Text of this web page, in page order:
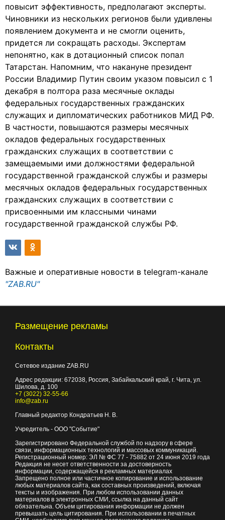
повысит эффективность, предполагают эксперты.
Чиновники из нескольких регионов были удивлены
появлением документа и не смогли оценить,
придется ли сокращать расходы. Экспертам
непонятно, как в дотационный список попал
Татарстан. Напомним, что накануне президент
России Владимир Путин своим указом повысил с 1
декабря в полтора раза месячные оклады
федеральных государственных гражданских
служащих и дипломатических работников МИД РФ.
В частности, повышаются размеры месячных
окладов федеральных государственных
гражданских служащих в соответствии с
замещаемыми ими должностями федеральной
государственной гражданской службы и размеры
месячных окладов федеральных государственных
гражданских служащих в соответствии с
присвоенными им классными чинами
государственной гражданской службы РФ.
Важные и оперативные новости в telegram-канале
"ZAB.RU"
Размещение рекламы
Контакты
Сетевое издание ZAB.RU
Адрес редакции: 672038, Россия, Забайкальский край, г. Чита, ул.
Шилова, д. 100
+7 (3022) 32-55-66
info@zab.ru
Главный редактор Кондратьев Н. В.
Учредитель - ООО "Событие"
Зарегистрировано Федеральной службой по надзору в сфере
связи, информационных технологий и массовых коммуникаций.
Регистрационный номер: ЭЛ № ФС 77 - 75882 от 24 июня 2019 года
Редакция не несет ответственности за достоверность
информации, содержащейся в рекламных материалах
Запрещено полное или частичное копирование и использование
любых материалов сайта, как составных произведений, включая
тексты и изображения. При любом использовании данных
материалов в электронных СМИ, ссылка на данный сайт
обязательна. Объем цитирования информации не должен
превышать цель цитирования. При использовании в печатных